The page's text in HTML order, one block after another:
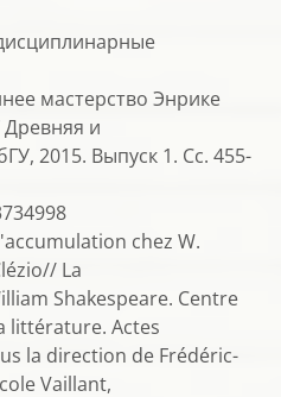
мастерство Энрике
и
2015. Выпуск 1. Сс. 455-
chez W.
La
Shakespeare. Centre
littérature. Actes
la direction de Frédéric-
Vaillant,